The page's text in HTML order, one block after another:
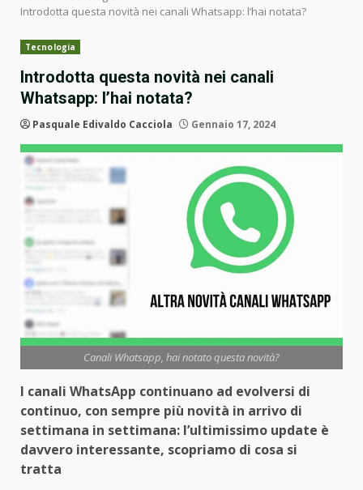
Introdotta questa novità nei canali Whatsapp: l’hai notata?
Tecnologia
Introdotta questa novità nei canali
Whatsapp: l’hai notata?
Pasquale Edivaldo Cacciola Gennaio 17, 2024
Canali Whatsapp, hai notato questa novità?
I canali WhatsApp continuano ad evolversi di
continuo, con sempre più novità in arrivo di
settimana in settimana: l’ultimissimo update è
davvero interessante, scopriamo di cosa si
tratta